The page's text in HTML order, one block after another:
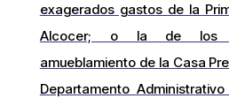
exagerados gastos de la
Alcocer; o la de los
amueblamiento de la Casa
Departamento